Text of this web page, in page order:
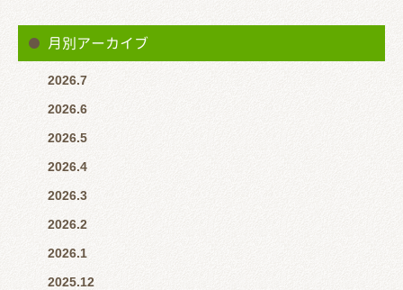
月別アーカイブ
2026.7
2026.6
2026.5
2026.4
2026.3
2026.2
2026.1
2025.12